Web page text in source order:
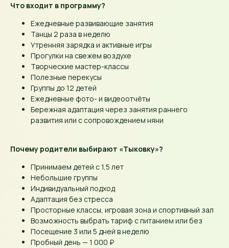
Что входит в программу?
Ежедневные развивающие занятия
Танцы 2 раза в неделю
Утренняя зарядка и активные игры
Прогулки на свежем воздухе
Творческие мастер-классы
Полезные перекусы
Группы до 12 детей
Ежедневные фото- и видеоотчёты
Бережная адаптация через занятия раннего
развития или с сопровождением няни
Почему родители выбирают «Тыковку»?
Принимаем детей с 1,5 лет
Небольшие группы
Индивидуальный подход
Адаптация без стресса
Просторные классы, игровая зона и спортивный зал
Возможность выбрать тариф с питанием или без
Посещение 3 или 5 дней в неделю
Пробный день — 1 000 ₽